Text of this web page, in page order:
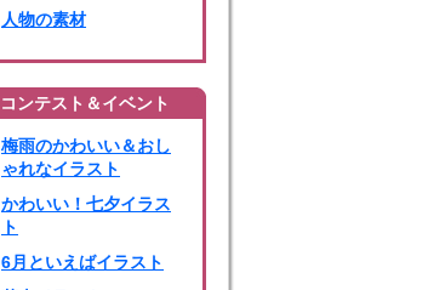
人物の素材
コンテスト＆イベント
梅雨のかわいい＆おし
ゃれなイラスト
かわいい！七夕イラス
ト
6月といえばイラスト